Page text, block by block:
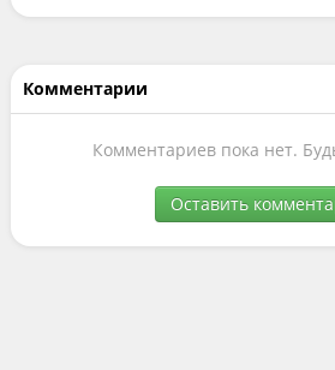
Комментарии
Комментариев пока нет.
Оставить